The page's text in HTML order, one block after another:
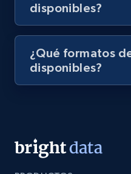
Amazon Reviews
URL, Product name,
rating object, Product
Author name, Asin, and
7.4K+ 870+
TikTok - Posts
URL, Post id,
disponibles?
¿Qué formatos
disponibles?